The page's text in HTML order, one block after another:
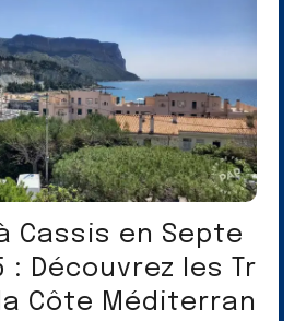
Cassis en Septe
: Découvrez les Tr
Côte Méditerran